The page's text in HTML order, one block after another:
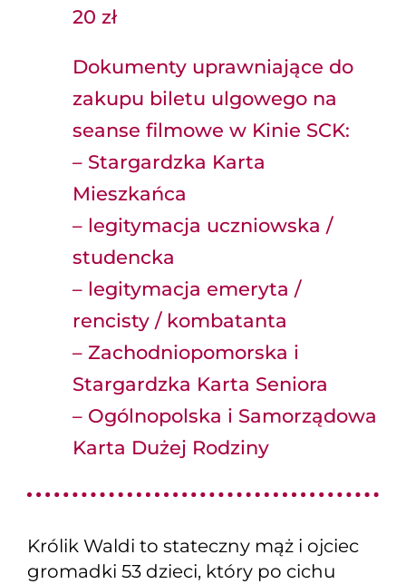
20 zł
Dokumenty uprawniające do
zakupu biletu ulgowego na
seanse filmowe w Kinie SCK:
– Stargardzka Karta
Mieszkańca
– legitymacja uczniowska /
studencka
– legitymacja emeryta /
rencisty / kombatanta
– Zachodniopomorska i
Stargardzka Karta Seniora
– Ogólnopolska i Samorządowa
Karta Dużej Rodziny
Królik Waldi to stateczny mąż i ojciec
gromadki 53 dzieci, który po cichu